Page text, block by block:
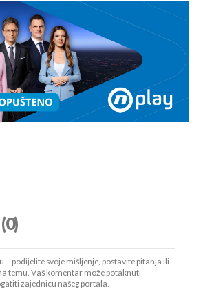
(0)
– podijelite svoje mišljenje, postavite pitanja ili
temu. Vaš komentar može potaknuti
zajednicu našeg portala.